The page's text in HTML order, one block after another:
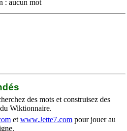
: aucun mot
des mots et construisez des
Wiktionnaire.
et www.Jette7.com pour jouer au